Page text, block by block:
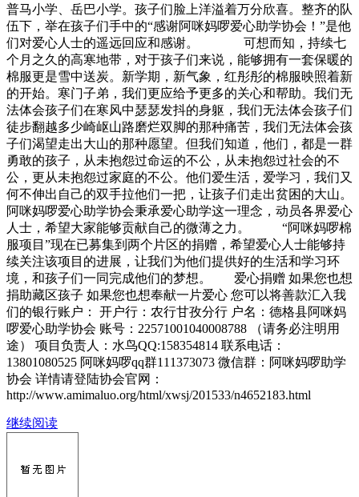
普马小学、岳巴小学。孩子们脸上洋溢着万分欣喜。整齐的队
伍下，举在孩子们手中的“感谢阿咪妈啰爱心助学协会！”是他
们对爱心人士的遥远回应和感谢。 可想而知，持续七
个月之久的高寒地带，对于孩子们来说，能够拥有一套保暖的
棉服更是雪中送炭。新学期，新气象，红彤彤的棉服映照着新
的开始。寒门子弟，我们更应给予更多的关心和帮助。我们无
法体会孩子们在寒风中瑟瑟发抖的身躯，我们无法体会孩子们
徒步翻越多少崎岖山路磨烂双脚的那种痛苦，我们无法体会孩
子们渴望走出大山的那种愿望。但我们知道，他们，都是一群
勇敢的孩子，从未抱怨过命运的不公，从未抱怨过社会的不
公，更从未抱怨过家庭的不公。他们爱生活，爱学习，我们又
何不伸出自己的双手拉他们一把，让孩子们走出贫困的大山。
阿咪妈啰爱心助学协会秉承爱心助学这一理念，动员各界爱心
人士，希望大家能够贡献自己的微薄之力。 “阿咪妈啰棉
服项目”现在已募集到两个片区的捐赠，希望爱心人士能够持
续关注该项目的进展，让我们为他们提供好的生活和学习环
境，和孩子们一同完成他们的梦想。 爱心捐赠 如果您也想
捐助藏区孩子 如果您也想奉献一片爱心 您可以将善款汇入我
们的银行账户： 开户行：农行甘孜分行 户名：德格县阿咪妈
啰爱心助学协会 账号：22571001040008788 （请务必注明用
途） 项目负责人：水鸟QQ:158354814 联系电话：
13801080525 阿咪妈啰qq群111373073 微信群：阿咪妈啰助学
协会 详情请登陆协会官网：
http://www.amimaluo.org/html/xwsj/201533/n4652183.html
继续阅读